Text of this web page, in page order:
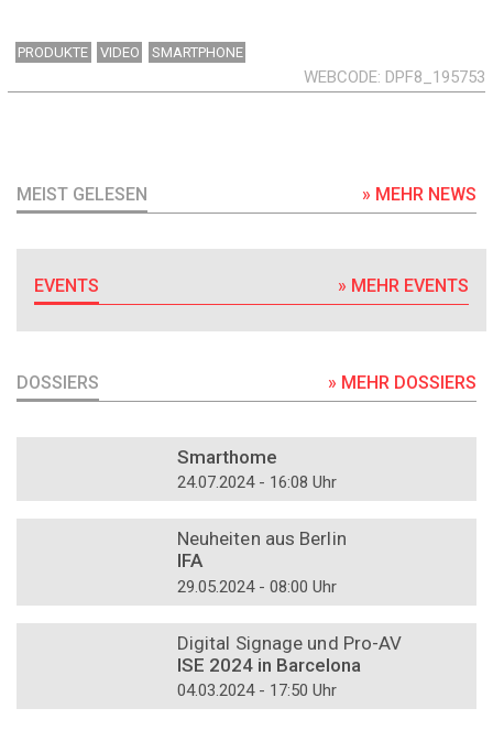
PRODUKTE VIDEO SMARTPHONE
WEBCODE DPF8_195753
MEIST GELESEN » MEHR NEWS
EVENTS » MEHR EVENTS
DOSSIERS » MEHR DOSSIERS
Smarthome
24.07.2024 - 16:08 Uhr
Neuheiten aus Berlin
IFA
29.05.2024 - 08:00 Uhr
Digital Signage und Pro-AV
ISE 2024 in Barcelona
04.03.2024 - 17:50 Uhr